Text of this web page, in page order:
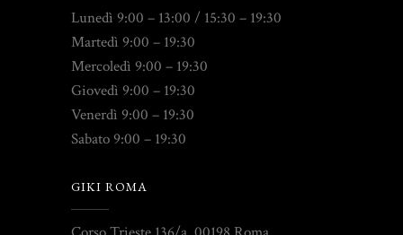
Lunedì 9:00 – 13:00 / 15:30 – 19:30
Martedì 9:00 – 19:30
Mercoledì 9:00 – 19:30
Giovedì 9:00 – 19:30
Venerdì 9:00 – 19:30
Sabato 9:00 – 19:30
GIKI ROMA